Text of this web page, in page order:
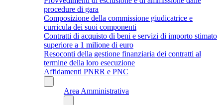
procedure di gara
Composizione della commissione giudicatrice e
curricula dei suoi componenti
Contratti di acquisto di beni e servizi di importo stimato
superiore a 1 milione di euro
Resoconti della gestione finanziaria dei contratti al
termine della loro esecuzione
Affidamenti PNRR e PNC
Area Amministrativa